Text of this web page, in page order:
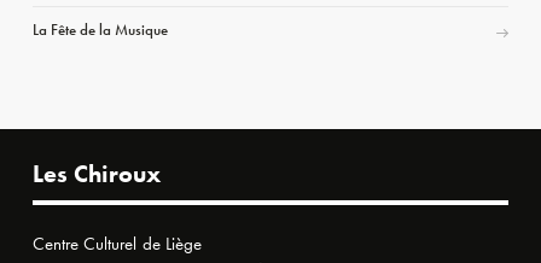
La Fête de la Musique
Les Chiroux
Centre Culturel de Liège